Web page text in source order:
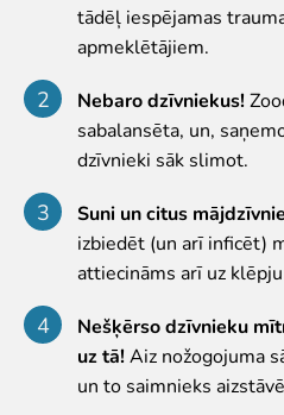
Krustvecāku programma
Krustvecāku programma
Biežāk uzdotie jautājumi
Ziedo un atbalsti
Ekskursijas
Atvērtās ekskursijas
Dzimšanas diena Rīga ZOO
Rīga ZOO slavenībām pa pēdām
Cik dažādi mēs esam
Zvērīgi Seksīgi/Riests
Visas ekskursijas
Mācību ekskursijas
tādēļ iespējamas
apmeklētājiem.
Nebaro dzīvniekus!
sabalansēta, un,
dzīvnieki sāk slimot.
Suni un citus
izbiedēt (un arī inficēt)
attiecināms arī uz
Nešķērso dzīvnieku
uz tā! Aiz nožogojuma
un to saimnieks